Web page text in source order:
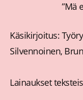
”Mä
Käsikirjoitus:
Silvennoinen,
Lainaukset